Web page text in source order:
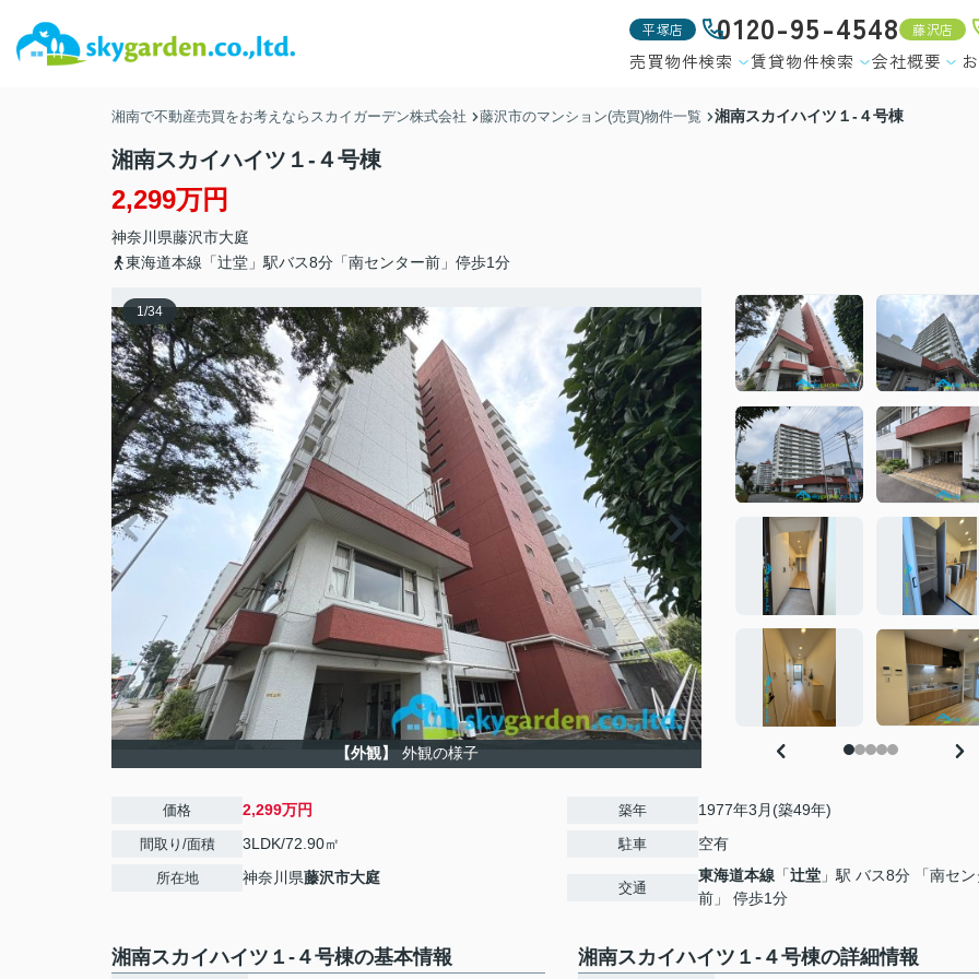
平塚店 0120-95-4548 藤沢店
売買物件検索 賃貸物件検索 会社概要
湘南で不動産売買をお考えならスカイガーデン株式会社 藤沢市のマンション(売買)物件一覧 湘南スカイハイツ１-４号棟
湘南スカイハイツ１-４号棟
2,299万円
神奈川県藤沢市大庭
東海道本線「辻堂」駅バス8分「南センター前」停歩1分
1/34
【外観】 外観の様子
価格 2,299万円
間取り/面積 3LDK/72.90㎡
所在地 神奈川県藤沢市大庭
築年 1977年3月(築49年)
駐車 空有
交通
東海道本線 「辻堂 」駅 バス8分 「南セ
前」 停歩1分
湘南スカイハイツ１-４号棟の基本情報 湘南スカイハイツ１-４号棟の詳細情報